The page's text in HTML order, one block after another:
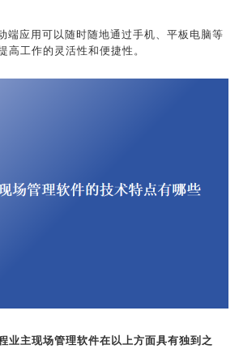
应用可以随时随地通过手机、平板电脑等
高工作的灵活性和便捷性。
业主现场管理软件在以上方面具有独到之